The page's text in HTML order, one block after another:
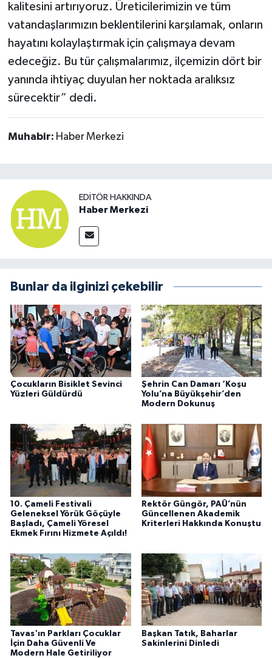
kalitesini artırıyoruz. Üreticilerimizin ve tüm
vatandaşlarımızın beklentilerini karşılamak, onların
hayatını kolaylaştırmak için çalışmaya devam
edeceğiz. Bu tür çalışmalarımız, ilçemizin dört bir
yanında ihtiyaç duyulan her noktada aralıksız
sürecektir” dedi.
Muhabir: Haber Merkezi
EDITÖR HAKKINDA
Haber Merkezi
Bunlar da ilginizi çekebilir
Çocukların Bisiklet Sevinci
Yüzleri Güldürdü
Şehrin Can Damarı ‘Koşu
Yolu’na Büyükşehir’den
Modern Dokunuş
10. Çameli Festivali
Geleneksel Yörük Göçüyle
Başladı, Çameli Yöresel
Ekmek Fırını Hizmete Açıldı!
Rektör Güngör, PAÜ’nün
Güncellenen Akademik
Kriterleri Hakkında Konuştu
Tavas'ın Parkları Çocuklar
İçin Daha Güvenli Ve
Modern Hale Getiriliyor
Başkan Tatık, Baharlar
Sakinlerini Dinledi